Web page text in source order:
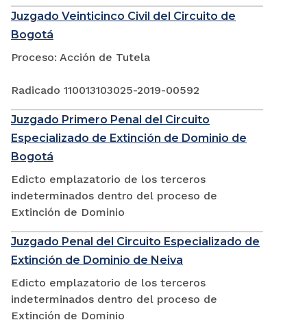
Juzgado Veinticinco Civil del Circuito de
Bogotá
Proceso: Acción de Tutela
Radicado 110013103025-2019-00592
Juzgado Primero Penal del Circuito
Especializado de Extinción de Dominio de
Bogotá
Edicto emplazatorio de los terceros
indeterminados dentro del proceso de
Extinción de Dominio
Juzgado Penal del Circuito Especializado de
Extinción de Dominio de Neiva
Edicto emplazatorio de los terceros
indeterminados dentro del proceso de
Extinción de Dominio